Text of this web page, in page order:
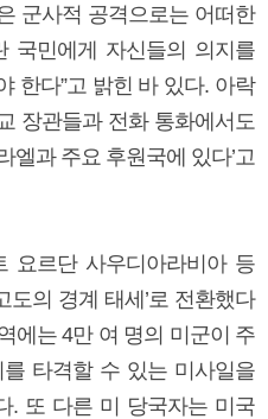
군사적 공격으로는 어떠한
국민에게 자신들의 의지를
한다”고 밝힌 바 있다. 아락
장관들과 전화 통화에서도
엘과 주요 후원국에 있다’고
요르단 사우디아라비아 등
도의 경계 태세’로 전환했다
에는 4만 여 명의 미군이 주
타격할 수 있는 미사일을
. 또 다른 미 당국자는 미국